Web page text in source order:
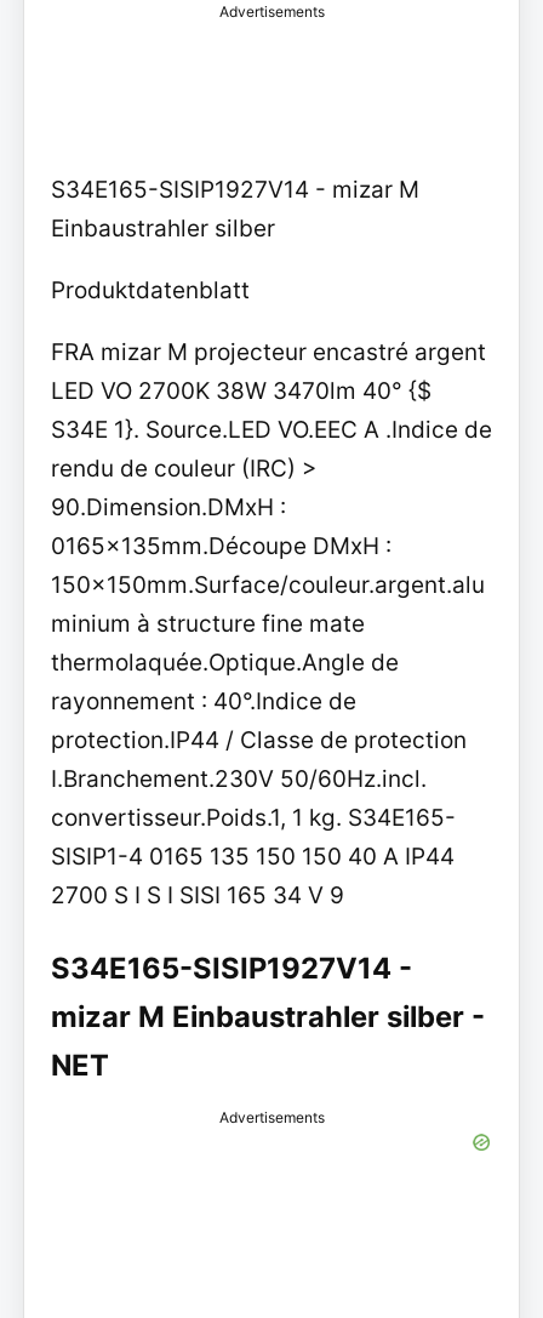
Advertisements
S34E165-SISIP1927V14 - mizar M
Einbaustrahler silber
Produktdatenblatt
FRA mizar M projecteur encastré argent
LED VO 2700K 38W 3470lm 40° {$
S34E 1}. Source.LED VO.EEC A .Indice de
rendu de couleur (IRC) >
90.Dimension.DMxH :
0165x135mm.Découpe DMxH :
150x150mm.Surface/couleur.argent.alu
minium à structure fine mate
thermolaquée.Optique.Angle de
rayonnement : 40°.Indice de
protection.IP44 / Classe de protection
I.Branchement.230V 50/60Hz.incl.
convertisseur.Poids.1, 1 kg. S34E165-
SISIP1-4 0165 135 150 150 40 A IP44
2700 S I S I SISI 165 34 V 9
S34E165-SISIP1927V14 -
mizar M Einbaustrahler silber -
NET
Advertisements